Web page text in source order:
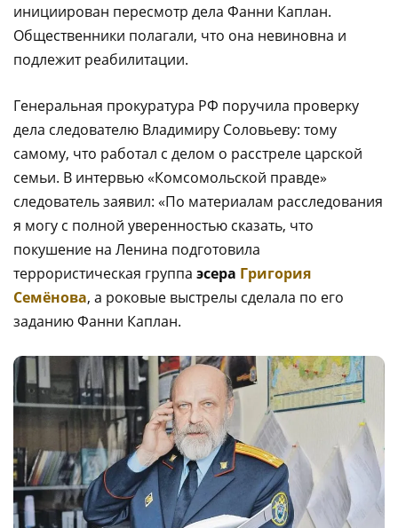
инициирован пересмотр дела Фанни Каплан.
Общественники полагали, что она невиновна и
подлежит реабилитации.
Генеральная прокуратура РФ поручила проверку
дела следователю Владимиру Соловьеву: тому
самому, что работал с делом о расстреле царской
семьи. В интервью «Комсомольской правде»
следователь заявил: «По материалам расследования
я могу с полной уверенностью сказать, что
покушение на Ленина подготовила
террористическая группа эсера Григория
Семёнова, а роковые выстрелы сделала по его
заданию Фанни Каплан.